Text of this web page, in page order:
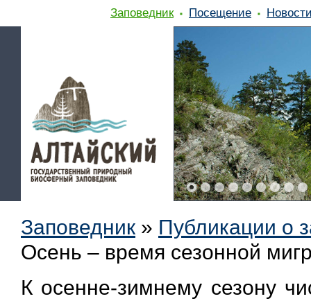
Заповедник Посещение
Заповедник » Публикации о
Осень – время сезонной
К осенне-зимнему сезону